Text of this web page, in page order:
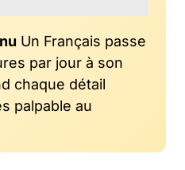
Un Français passe
par jour à son
chaque détail
palpable au